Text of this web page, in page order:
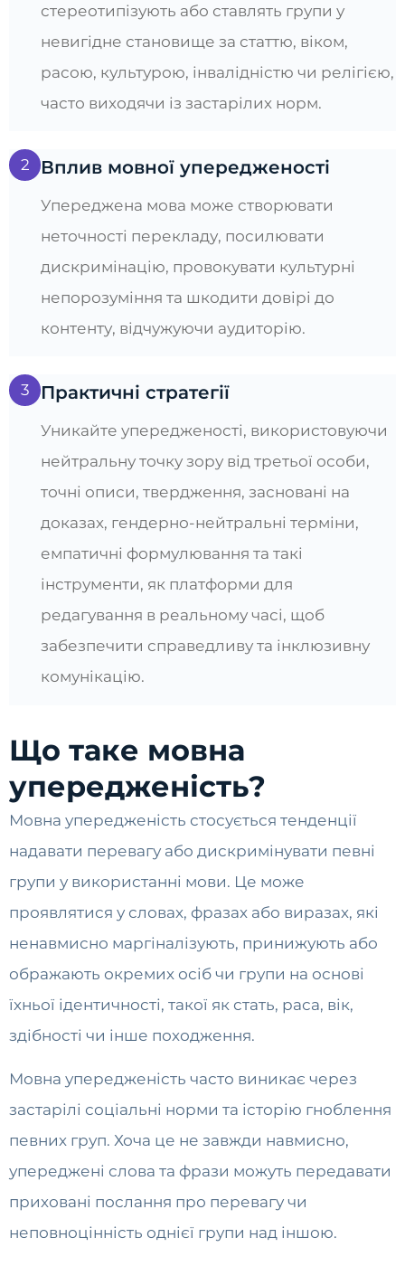
стереотипізують або ставлять групи у
невигідне становище за статтю, віком,
расою, культурою, інвалідністю чи релігією,
часто виходячи із застарілих норм.
2 Вплив мовної упередженості
Упереджена мова може створювати
неточності перекладу, посилювати
дискримінацію, провокувати культурні
непорозуміння та шкодити довірі до
контенту, відчужуючи аудиторію.
3 Практичні стратегії
Уникайте упередженості, використовуючи
нейтральну точку зору від третьої особи,
точні описи, твердження, засновані на
доказах, гендерно-нейтральні терміни,
емпатичні формулювання та такі
інструменти, як платформи для
редагування в реальному часі, щоб
забезпечити справедливу та інклюзивну
комунікацію.
Що таке мовна
упередженість?
Мовна упередженість стосується тенденції
надавати перевагу або дискримінувати певні
групи у використанні мови. Це може
проявлятися у словах, фразах або виразах, які
ненавмисно маргіналізують, принижують або
ображають окремих осіб чи групи на основі
їхньої ідентичності, такої як стать, раса, вік,
здібності чи інше походження.
Мовна упередженість часто виникає через
застарілі соціальні норми та історію гноблення
певних груп. Хоча це не завжди навмисно,
упереджені слова та фрази можуть передавати
приховані послання про перевагу чи
неповноцінність однієї групи над іншою.